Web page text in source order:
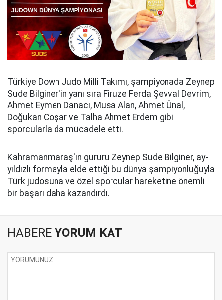
Türkiye Down Judo Milli Takımı, şampiyonada Zeynep
Sude Bilginer'in yanı sıra Firuze Ferda Şevval Devrim,
Ahmet Eymen Danacı, Musa Alan, Ahmet Ünal,
Doğukan Coşar ve Talha Ahmet Erdem gibi
sporcularla da mücadele etti.
Kahramanmaraş'ın gururu Zeynep Sude Bilginer, ay-
yıldızlı formayla elde ettiği bu dünya şampiyonluğuyla
Türk judosuna ve özel sporcular hareketine önemli
bir başarı daha kazandırdı.
HABERE YORUM KAT